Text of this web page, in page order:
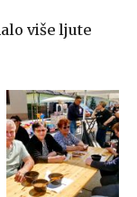
više ljute